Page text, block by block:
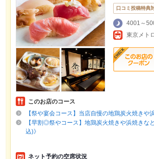
口コミ投稿特典
4001～
このお店のコース
【祭や宴会コース】当店自慢の地鶏炭火焼き
【早割◎祭やコース】地鶏炭火焼きや浜焼き
込)》
ネット予約の空席状況